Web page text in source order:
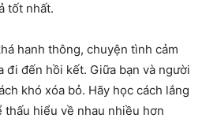
tốt nhất.
hanh thông, chuyện tình cảm
đi đến hồi kết. Giữa bạn và người
khó xóa bỏ. Hãy học cách lắng
thấu hiểu về nhau nhiều hơn